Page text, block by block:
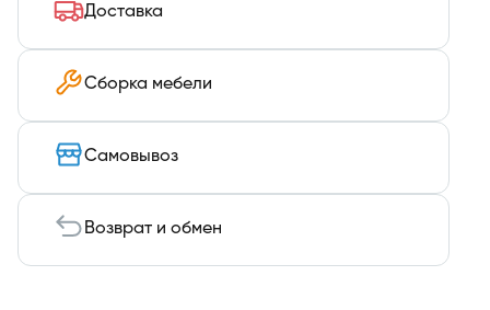
Доставка
Сборка мебели
Самовывоз
Возврат и обмен